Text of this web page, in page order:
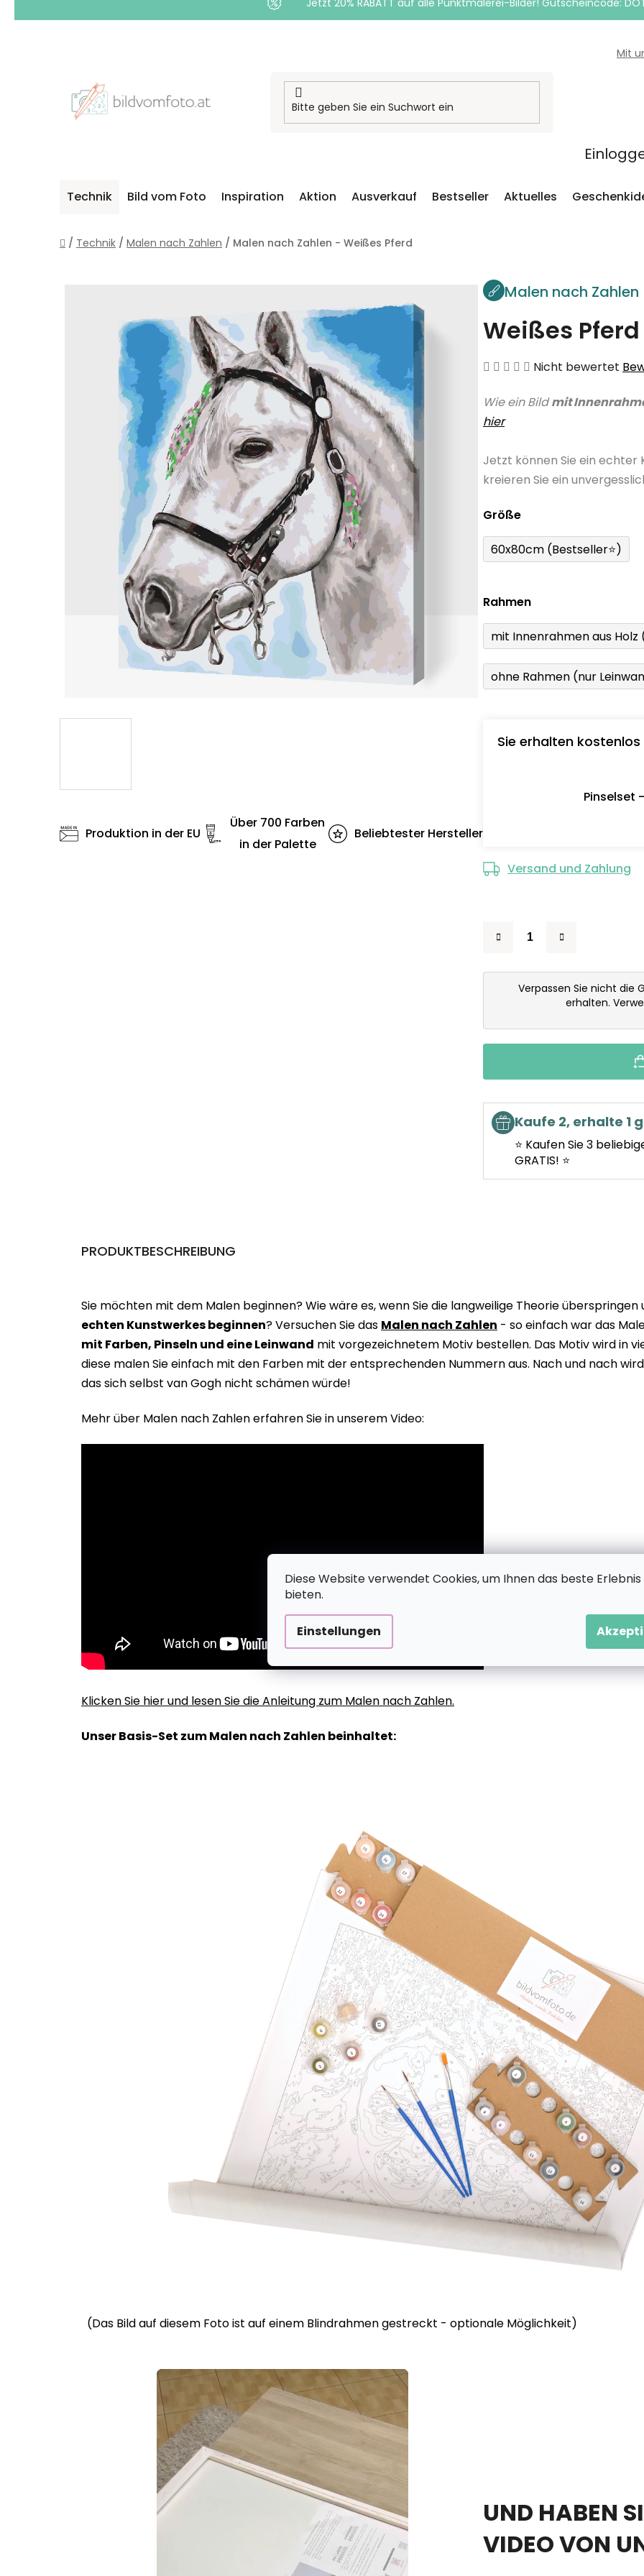
Diese Website verwendet Cookies, um Ihnen das beste Erlebnis
bieten.
Einstellungen
Jetzt 20% RABATT auf alle Punktmalerei-Bilder! Gutscheincode:
Mit
Technik Bild vom Foto Inspiration Aktion Ausverkauf Bestseller Aktuelles
Startseite
/ Technik / Malen nach Zahlen / Malen nach Zahlen - Weißes Pferd
Malen nach Zahlen
Weißes Pferd
Die
Produktbewertung
von
5
Nicht bewertet
Wie ein Bildmit
hier
Jetzt können Sie ein echter
kreieren Sie ein
Größe
60x80cm (Bestseller⭐)
Rahmen
mit Innenrahmen aus
ohne Rahmen (nur
Sie erhalten kostenlos
Pinselset
Versand und Zahlung
Verpassen Sie nicht die
erhalten.
Kaufe 2, erhalte 1
⭐ Kaufen Sie 3
GRATIS! ⭐
Produktion in der EU
Über 700 Farben
in der Palette
Beliebtester Hersteller
PRODUKTBESCHREIBUNG
Sie möchten mit dem Malen beginnen? Wie wäre es, wenn Sie die langweilige Theorie überspringen
echten Kunstwerkes beginnen? Versuchen Sie das Malen nach Zahlen - so einfach war das
mit Farben, Pinseln und eine Leinwand mit vorgezeichnetem Motiv bestellen. Das Motiv wird in
diese malen Sie einfach mit den Farben mit der entsprechenden Nummern aus. Nach und nach
das sich selbst van Gogh nicht schämen würde!
Mehr über Malen nach Zahlen erfahren Sie in unserem Video:
Klicken Sie hier und lesen Sie die Anleitung zum Malen nach Zahlen.
Unser Basis-Set zum Malen nach Zahlen beinhaltet:
(Das Bild auf diesem Foto ist auf einem Blindrahmen gestreckt - optionale Möglichkeit)
UND HABEN
VIDEO VON